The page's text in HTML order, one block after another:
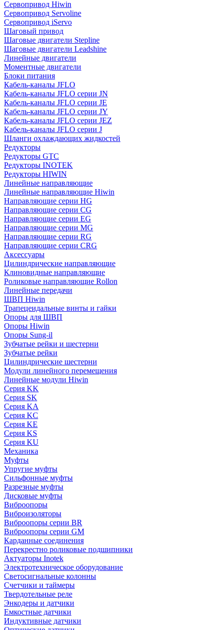
Сервопривод Hiwin
Сервопривод Servoline
Сервопривод iServo
Шаговый привод
Шаговые двигатели Stepline
Шаговые двигатели Leadshine
Линейные двигатели
Моментные двигатели
Блоки питания
Кабель-каналы JFLO
Кабель-каналы JFLO серии JN
Кабель-каналы JFLO серии JE
Кабель-каналы JFLO серии JY
Кабель-каналы JFLO серии JEZ
Кабель-каналы JFLO серии J
Шланги охлаждающих жидкостей
Редукторы
Редукторы GTC
Редукторы INOTEK
Редукторы HIWIN
Линейные направляющие
Линейные направляющие Hiwin
Направляющие серии HG
Направляющие серии CG
Направляющие серии EG
Направляющие серии MG
Направляющие серии RG
Направляющие серии CRG
Аксессуары
Цилиндрические направляющие
Клиновидные направляющие
Роликовые направляющие Rollon
Линейные передачи
ШВП Hiwin
Трапецеидальные винты и гайки
Опоры для ШВП
Опоры Hiwin
Опоры Sung-il
Зубчатые рейки и шестерни
Зубчатые рейки
Цилиндрические шестерни
Модули линейного перемещения
Линейные модули Hiwin
Серия KK
Серия SK
Серия KA
Серия KC
Серия KE
Серия KS
Серия KU
Механика
Муфты
Упругие муфты
Сильфонные муфты
Разрезные муфты
Дисковые муфты
Виброопоры
Виброизоляторы
Виброопоры серии BR
Виброопоры серии GM
Карданные соединения
Перекрестно роликовые подшипники
Актуаторы Inotek
Электротехническое оборудование
Светосигнальные колонны
Счетчики и таймеры
Твердотельные реле
Энкодеры и датчики
Емкостные датчики
Индуктивные датчики